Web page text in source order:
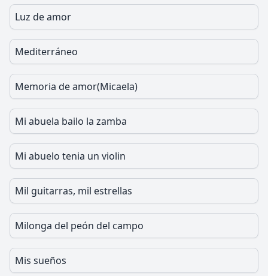
Luz de amor
Mediterráneo
Memoria de amor(Micaela)
Mi abuela bailo la zamba
Mi abuelo tenia un violin
Mil guitarras, mil estrellas
Milonga del peón del campo
Mis sueños